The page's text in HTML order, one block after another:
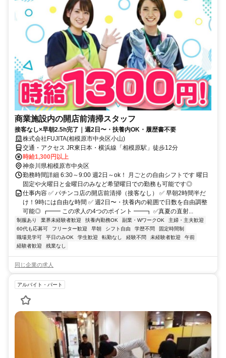
商業施設内の開店前清掃スタッフ
接客なし×早朝2.5h完了｜週2日〜・扶養内OK・履歴書不要
株式会社FUJITA(相模原市中央区小山)
交通・アクセス JR東日本・横浜線「相模原駅」徒歩12分
時給1,300円以上
神奈川県相模原市中央区
勤務時間詳細 6:30～9:00 週2日～ok！ 月ごとの自由シフトです 曜日
固定や火曜日と金曜日のみなど希望曜日での勤務も可能です◎
仕事内容 ✅ パチンコ店の開店前清掃（接客なし） ✅ 早朝2時間半だ
け！9時には自由な時間 ✅ 週2日〜・扶養内の範囲で日数を自由調整
可能◎ ┏━━ この求人の4つのポイント ━━┓ ✅真夏の直射...
制服あり 業界未経験者歓迎 扶養内勤務OK 副業・WワークOK
主婦・主夫歓迎
60代も応募可
フリーター歓迎 早朝 シフト自由 学歴不問
固定時間制
職場見学可
平日のみOK 学生歓迎 転勤なし 経験不問 未経験者歓迎
午前
経験者歓迎
残業なし
同じ企業の求人
アルバイト・パート